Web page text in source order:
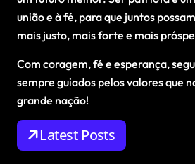
união e à fé, para que juntos
mais justo, mais forte e mais
Com coragem, fé e esperança,
sempre guiados pelos valores que
grande nação!
Latest Posts